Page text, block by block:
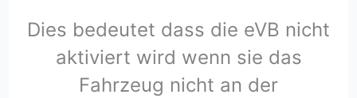
Dies bedeutet dass die eVB nicht
aktiviert wird wenn sie das
Fahrzeug nicht an der